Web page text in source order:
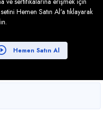
Hemen Satın Al'a tıklayarak
Hemen Satın Al